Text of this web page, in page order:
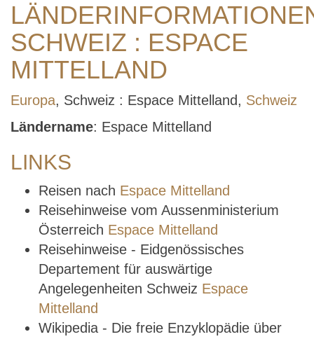
SCHWEIZ : ESPACE
MITTELLAND
Europa, Schweiz : Espace Mittelland, Schweiz
Ländername: Espace Mittelland
LINKS
Reisen nach Espace Mittelland
Reisehinweise vom Aussenministerium
Österreich Espace Mittelland
Reisehinweise - Eidgenössisches
Departement für auswärtige
Angelegenheiten Schweiz Espace
Mittelland
Wikipedia - Die freie Enzyklopädie über